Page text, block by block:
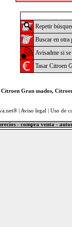
Repetir
Buscar en otra
Avisadme si
Tasar Citroen
Citroen Gran usados,
| Aviso legal Uso de
- compra venta -